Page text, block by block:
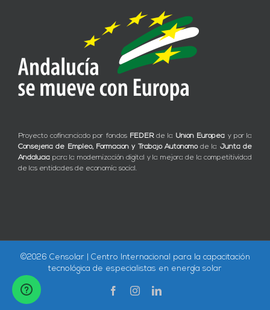
Proyecto cofinanciado por fondos FEDERde la Unión Europea y por la
Consejería de Empleo, Formación y Trabajo Autónomode la Junta de
Andalucía para la modernización digital y la mejora de la competitividad
de las entidades de economía social.
©2026 Censolar | Centro Internacional para la capacitación
tecnológica de especialistas en energía solar
FacebookInstagramLinkedIn